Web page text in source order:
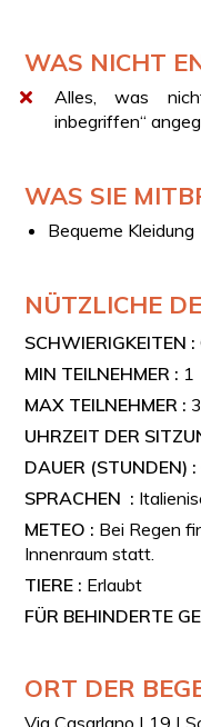
WAS NICHT
Alles, was
inbegriffen“
WAS SIE
Bequeme Kleidung
NÜTZLICHE
SCHWIERIGKEITEN :
MIN TEILNEHMER : 1
MAX TEILNEHMER :
UHRZEIT DER
DAUER (STUNDEN) :
SPRACHEN :
METEO : Bei Regen
Innenraum statt.
TIERE : Erlaubt
FÜR BEHINDERTE
ORT DER
Via Casarlano | 19 |